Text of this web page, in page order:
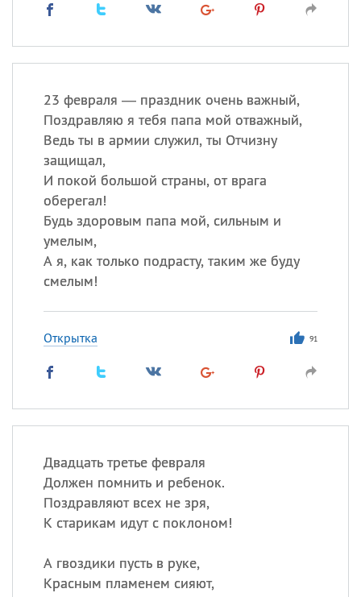
23 февраля — праздник очень важный,
Поздравляю я тебя папа мой отважный,
Ведь ты в армии служил, ты Отчизну
защищал,
И покой большой страны, от врага
оберегал!
Будь здоровым папа мой, сильным и
умелым,
А я, как только подрасту, таким же буду
смелым!
Открытка 91
Двадцать третье февраля
Должен помнить и ребенок.
Поздравляют всех не зря,
К старикам идут с поклоном!
А гвоздики пусть в руке,
Красным пламенем сияют,